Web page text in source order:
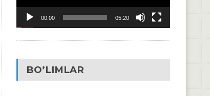
00:00 05:20
BO’LIMLAR